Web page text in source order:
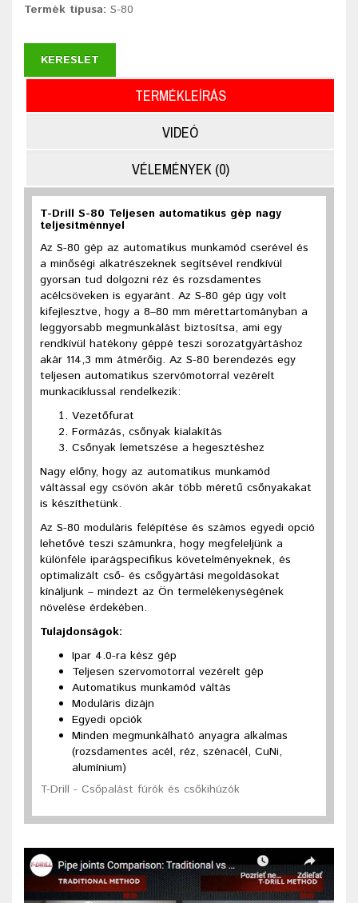
Termék típusa: S-80
KERESLET
TERMÉKLEÍRÁS
VIDEÓ
VÉLEMÉNYEK (0)
T-Drill S-80 Teljesen automatikus gép nagy
teljesítménnyel
Az S-80 gép az automatikus munkamód cserével és
a minőségi alkatrészeknek segítsével rendkívül
gyorsan tud dolgozni réz és rozsdamentes
acélcsöveken is egyaránt. Az S-80 gép úgy volt
kifejlesztve, hogy a 8–80 mm mérettartományban a
leggyorsabb megmunkálást biztosítsa, ami egy
rendkívül hatékony géppé teszi sorozatgyártáshoz
akár 114,3 mm átmérőig. Az S-80 berendezés egy
teljesen automatikus szervómotorral vezérelt
munkaciklussal rendelkezik:
Vezetőfurat
Formázás, csőnyak kialakítás
Csőnyak lemetszése a hegesztéshez
Nagy előny, hogy az automatikus munkamód
váltással egy csövön akár több méretű csőnyakakat
is készíthetünk.
Az S-80 moduláris felépítése és számos egyedi opció
lehetővé teszi számunkra, hogy megfeleljünk a
különféle iparágspecifikus követelményeknek, és
optimalizált cső- és csőgyártási megoldásokat
kínáljunk – mindezt az Ön termelékenységének
növelése érdekében.
Tulajdonságok:
Ipar 4.0-ra kész gép
Teljesen szervomotorral vezérelt gép
Automatikus munkamód váltás
Moduláris dizájn
Egyedi opciók
Minden megmunkálható anyagra alkalmas
(rozsdamentes acél, réz, szénacél, CuNi,
alumínium)
T-Drill - Csőpalást fúrók és csőkihúzók